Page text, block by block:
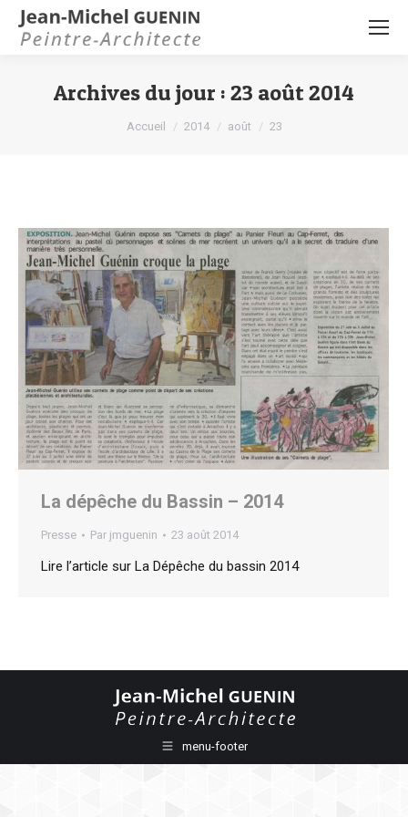
Archives du jour : 23 août 2014
Vous êtes ici :
Accueil 2014 août 23
La dépêche du Bassin – 2014
Presse Par jmguenin 23 août 2014
Lire l’article sur La Dépêche du bassin 2014
menu-footer